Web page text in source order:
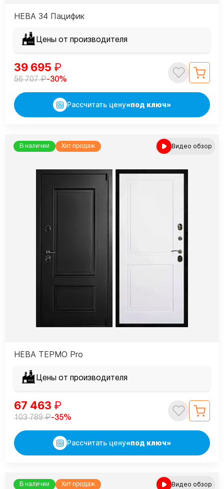
НЕВА 34 Пацифик
Цены от производителя
39 695 ₽
56 707₽-30%
Рассчитать цену«под ключ»
В наличии Хит продаж Видео обзор
НЕВА ТЕРМО Pro
Цены от производителя
67 463 ₽
103 789₽-35%
Рассчитать цену«под ключ»
В наличии Хит продаж Видео обзор